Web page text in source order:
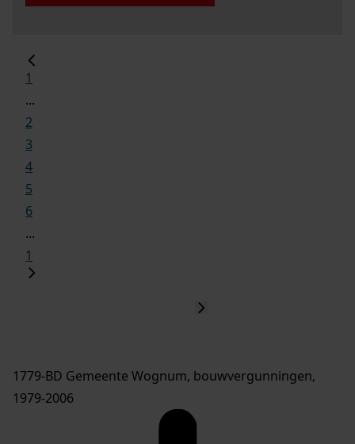
1
...
2
3
4
5
6
...
1
1779-BD Gemeente Wognum, bouwvergunningen,
1979-2006